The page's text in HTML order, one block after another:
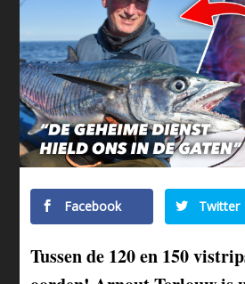
Facebook Twitter
Tussen de 120 en 150